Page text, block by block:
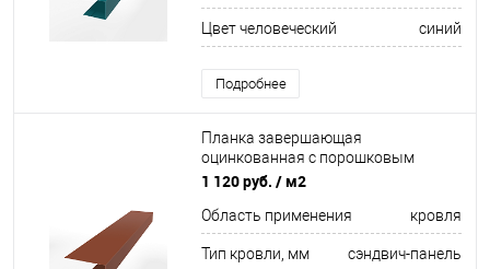
Цвет человеческий синий
Подробнее
Планка завершающая
оцинкованная с порошковым
покрытием 0,45мм ширина менее
1 120 руб. / м2
Область применения кровля
Тип кровли, мм сэндвич-панель